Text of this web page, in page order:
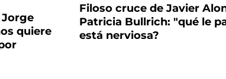
quiere
Filoso cruce de Javier
Patricia Bullrich: "qué le
está nerviosa?